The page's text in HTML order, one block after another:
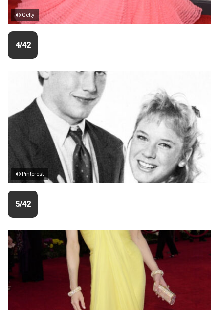
© Getty
4/42
© Pinterest
5/42